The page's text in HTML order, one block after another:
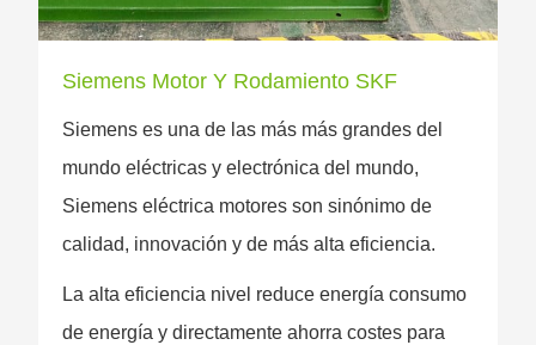
Siemens Motor Y Rodamiento SKF
Siemens es una de las más más grandes del
mundo eléctricas y electrónica del mundo,
Siemens eléctrica motores son sinónimo de
calidad, innovación y de más alta eficiencia.
La alta eficiencia nivel reduce energía consumo
de energía y directamente ahorra costes para